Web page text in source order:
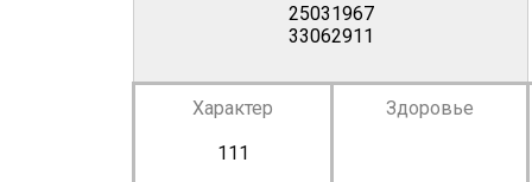
25031967
33062911
Характер
111
Здоровье